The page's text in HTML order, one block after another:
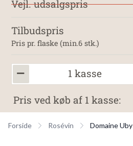
Vejl. udsalgspris
Tilbudspris
Pris pr. flaske (min.6 stk.)
1 kasse
Pris ved køb af 1 kasse:
Forside Rosévin